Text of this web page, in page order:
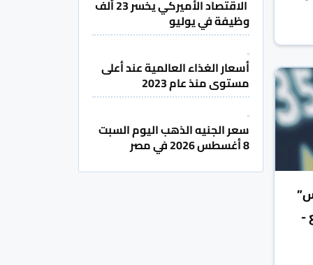
-
الاقتصاد الأميركي يخسر 23 ألف
وظيفة في يوليو
أسعار الغذاء العالمية عند أعلى
مستوى منذ عام 2023
سعر الجنيه الذهب اليوم السبت
8 أغسطس 2026 في مصر